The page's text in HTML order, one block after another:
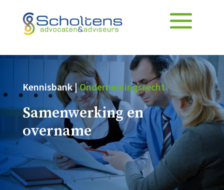
Kennisbank |Ondernemingsrecht
Samenwerking en
overname